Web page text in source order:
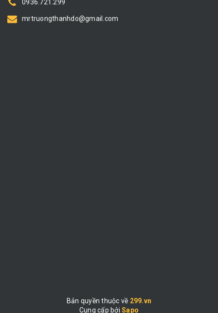
0936.721.299
mrtruongthanhdo@gmail.com
Bản quyền thuộc về 299.vn
|
Cung cấp bởiSapo